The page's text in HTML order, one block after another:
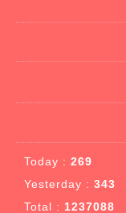
Today : 269
Yesterday : 343
Total : 1237088